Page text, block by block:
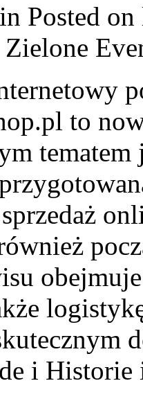
Posted
Zielone
to
i